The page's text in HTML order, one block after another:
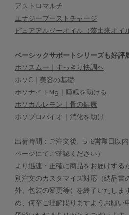
アストロマルチ
エナジーブーストチャージ
ピュアアルジーオイル（藻由来オイル
ベーシックサポートシリーズも好評
ホソスムー｜すっきり快調へ
ホソC｜美容の基礎
ホソナイトMg｜睡眠を助ける
ホソカルレモン｜骨の健康
ホソプロバイオ｜消化を助け
出荷時間：ご注文後、5-6営業日以
ページにてご確認ください）
より迅速・正確に商品をお届けする
別注文のカスタマイズ対応（納品書
外、包裝の変更等）を終了いたしま
め、何卒ご理解賜りますようお願い